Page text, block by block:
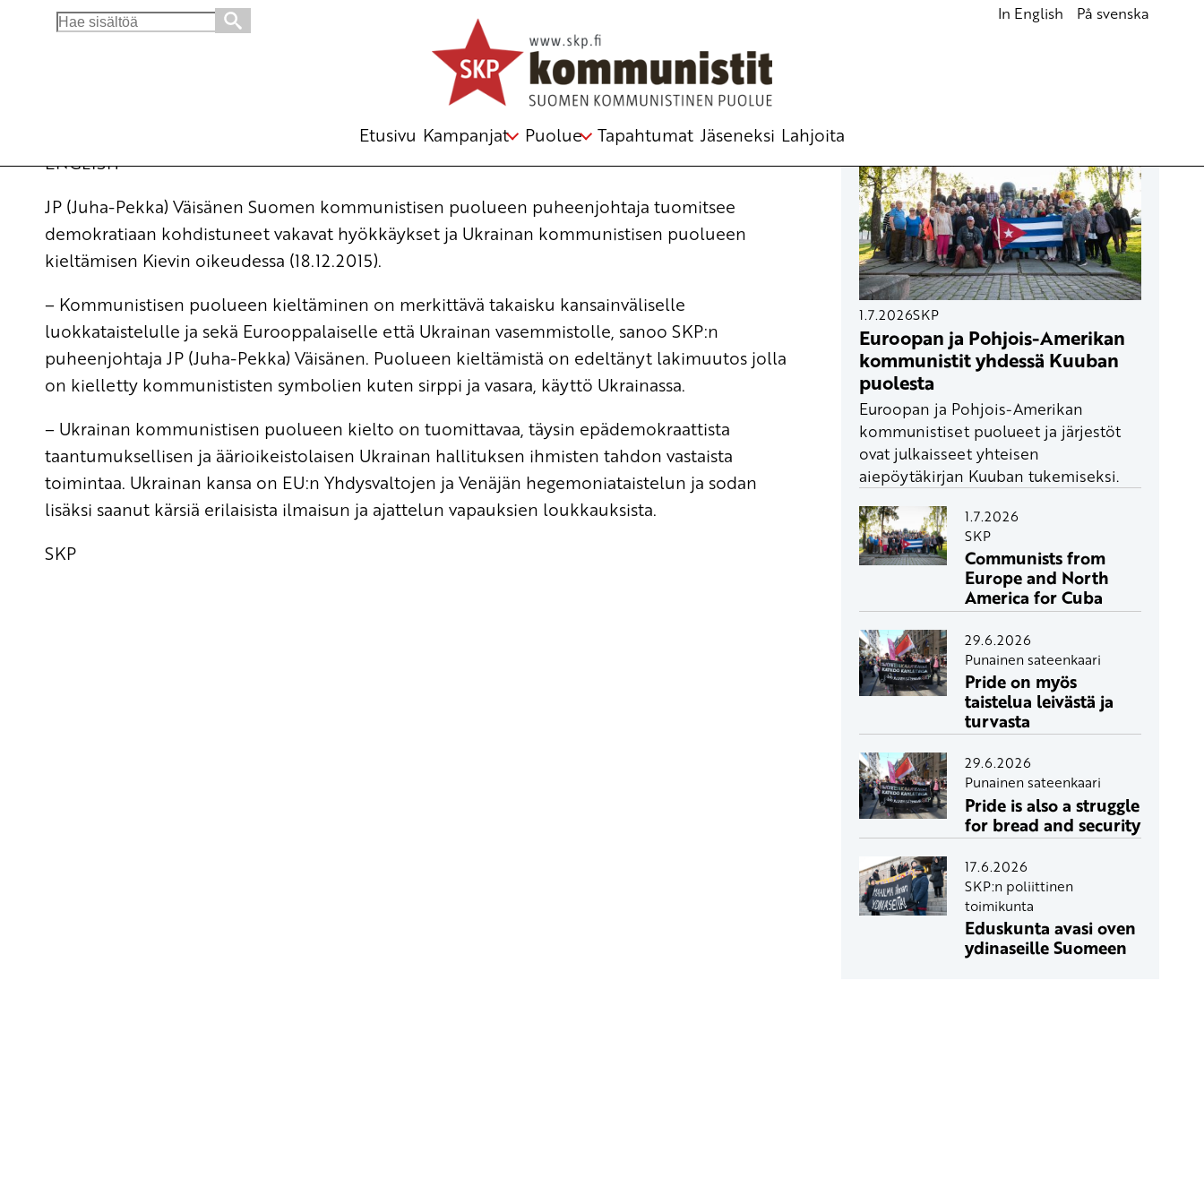
Search
In English På svenska
Etusivu Kampanjat Puolue Tapahtumat Jäseneksi Lahjoita
SKP tuomitsee Ukrainan kommunistisen puolueen kieltämisen
ENGLISH
JP (Juha-Pekka) Väisänen Suomen kommunistisen puolueen puheenjohtaja tuomitsee
demokratiaan kohdistuneet vakavat hyökkäykset ja Ukrainan kommunistisen puolueen
kieltämisen Kievin oikeudessa (18.12.2015).
– Kommunistisen puolueen kieltäminen on merkittävä takaisku kansainväliselle
luokkataistelulle ja sekä Eurooppalaiselle että Ukrainan vasemmistolle, sanoo SKP:n
puheenjohtaja JP (Juha-Pekka) Väisänen. Puolueen kieltämistä on edeltänyt lakimuutos jolla
on kielletty kommunististen symbolien kuten sirppi ja vasara, käyttö Ukrainassa.
– Ukrainan kommunistisen puolueen kielto on tuomittavaa, täysin epädemokraattista
taantumuksellisen ja äärioikeistolaisen Ukrainan hallituksen ihmisten tahdon vastaista
toimintaa. Ukrainan kansa on EU:n Yhdysvaltojen ja Venäjän hegemoniataistelun ja sodan
lisäksi saanut kärsiä erilaisista ilmaisun ja ajattelun vapauksien loukkauksista.
SKP
1.7.2026SKP
Euroopan ja Pohjois-Amerikan
kommunistit yhdessä Kuuban
puolesta
Euroopan ja Pohjois-Amerikan
kommunistiset puolueet ja järjestöt
ovat julkaisseet yhteisen
aiepöytäkirjan Kuuban tukemiseksi.
1.7.2026
SKP
Communists from
Europe and North
America for Cuba
29.6.2026
Punainen sateenkaari
Pride on myös
taistelua leivästä ja
turvasta
29.6.2026
Punainen sateenkaari
Pride is also a struggle
for bread and security
17.6.2026
SKP:n poliittinen
toimikunta
Eduskunta avasi oven
ydinaseille Suomeen